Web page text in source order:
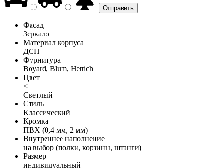
Фасад
Зеркало
Материал корпуса
ДСП
Фурнитура
Boyard, Blum, Hettich
Цвет
<
Светлый
Стиль
Классический
Кромка
ПВХ (0,4 мм, 2 мм)
Внутреннее наполнение
на выбор (полки, корзины, штанги)
Размер
индивидуальный